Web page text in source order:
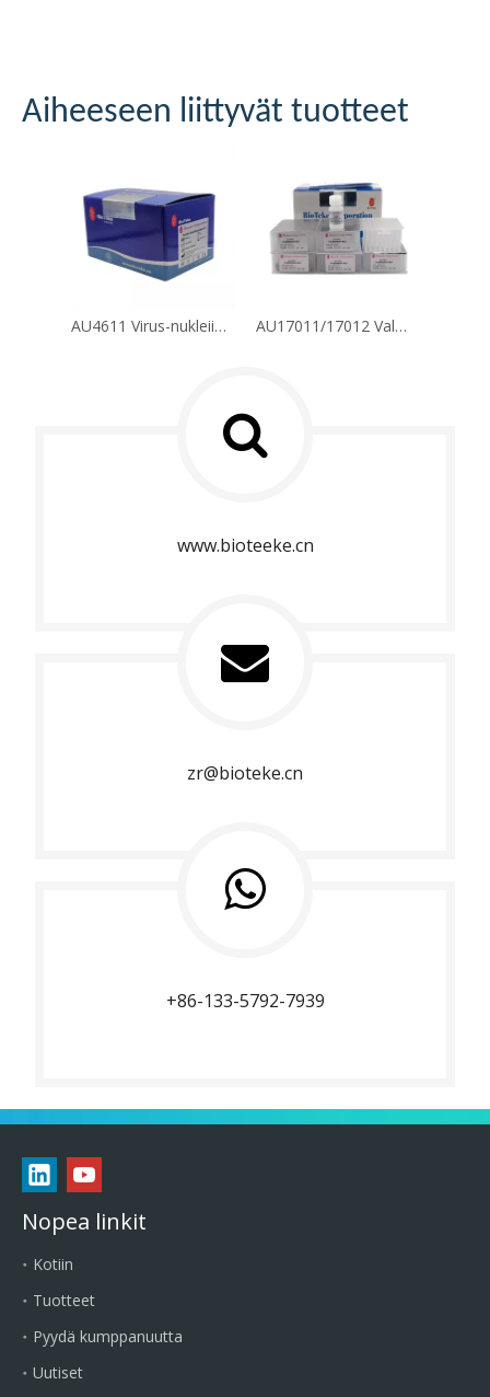
Aiheeseen liittyvät tuotteet
AU4611 Virus-nukleiinihappo-DNA-RNA-nopea uuttopakkaus (spin-pylväs) AU17011/17012 Valmistettu virus -DNA -RNA -nukleiinihappouuttopakkaus (magneettiset helmet)
www.bioteeke.cn
zr@bioteke.cn
+86-133-5792-7939
Nopea linkit
Kotiin
Tuotteet
Pyydä kumppanuutta
Uutiset